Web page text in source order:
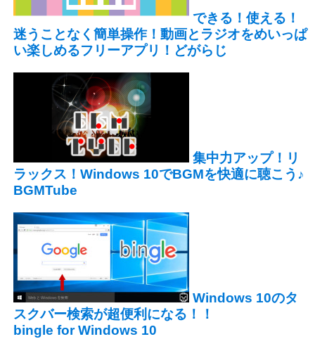
できる！使える！
迷うことなく簡単操作！動画とラジオをめいっぱ
い楽しめるフリーアプリ！どがらじ
集中力アップ！リ
ラックス！Windows 10でBGMを快適に聴こう♪
BGMTube
Windows 10のタ
スクバー検索が超便利になる！！
bingle for Windows 10